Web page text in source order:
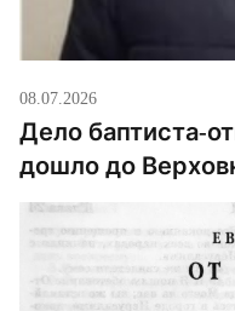
08.07.2026
Дело баптиста-
дошло до